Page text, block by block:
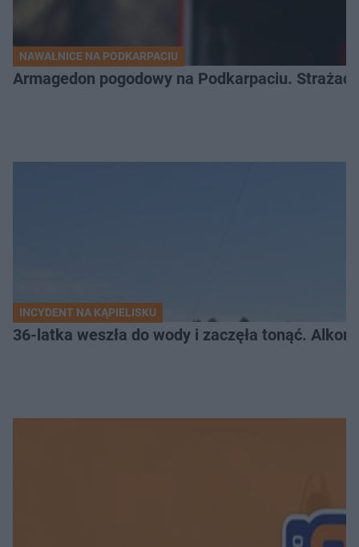
NAWAŁNICE NA PODKARPACIU
Armagedon pogodowy na Podkarpaciu.
INCYDENT NA KĄPIELISKU
36-latka weszła do wody i zaczęła tonąć.